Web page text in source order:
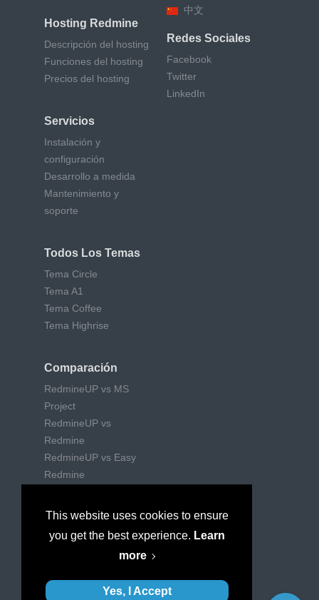
This website uses cookies to ensure
you get the best experience. Learn
more
Yes, I Accept
Hosting Redmine
Descripción del hosting
Funciones del hosting
Precios del hosting
Servicios
Instalación y
configuración
Desarrollo a medida
Mantenimiento y
soporte
Todos Los Temas
Tema Circle
Tema A1
Tema Coffee
Tema Highrise
Comparación
RedmineUP vs MS
Project
RedmineUP vs
Redmine
RedmineUP vs Easy
Redmine
RedmineUP vs Jira
RedmineUP vs
中文
Redes Sociales
Facebook
Twitter
LinkedIn